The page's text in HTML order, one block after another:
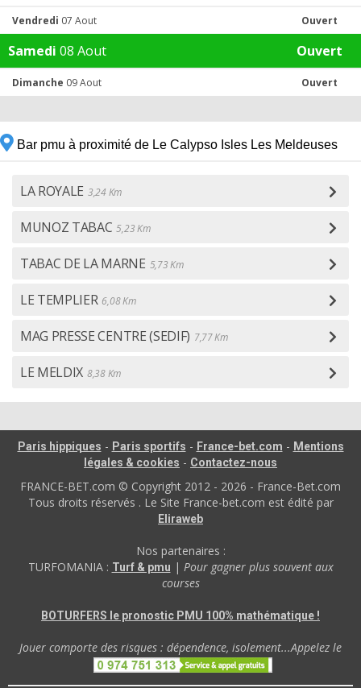
Vendredi 07 Aout Ouvert
Samedi 08 Aout Ouvert
Dimanche 09 Aout Ouvert
Bar pmu à proximité de Le Calypso Isles Les Meldeuses
LA ROYALE 3,24 Km
MUNOZ TABAC 5,23 Km
TABAC DE LA MARNE 5,73 Km
LE TEMPLIER 6,08 Km
MAG PRESSE CENTRE (SEDIF) 7,77 Km
LE MELDIX 8,38 Km
Paris hippiques - Paris sportifs - France-bet.com - Mentions
légales & cookies - Contactez-nous
FRANCE-BET.com © Copyright 2012 - 2026 - France-Bet.com
Tous droits réservés . Le Site France-bet.com est édité par
Eliraweb
Nos partenaires :
TURFOMANIA : Turf & pmu | Pour gagner plus souvent aux
courses
BOTURFERS le pronostic PMU 100% mathématique !
Jouer comporte des risques : dépendence, isolement...Appelez le